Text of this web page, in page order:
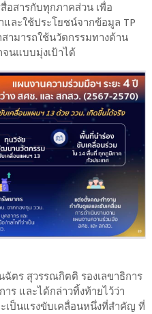
สื่อสารกับทุกภาคส่วน เพื่อ
ละใช้ประโยชน์จากข้อมูล TP
ามารถใช้นวัตกรรมทางด้าน
นแบบมุ่งเป้าได้
ฉัตร สุวรรณกิตติ รองเลขาธิการ
าร และได้กล่าวทิ้งท้ายไว้ว่า
เป็นแรงขับเคลื่อนหนึ่งที่สำคัญ ที่